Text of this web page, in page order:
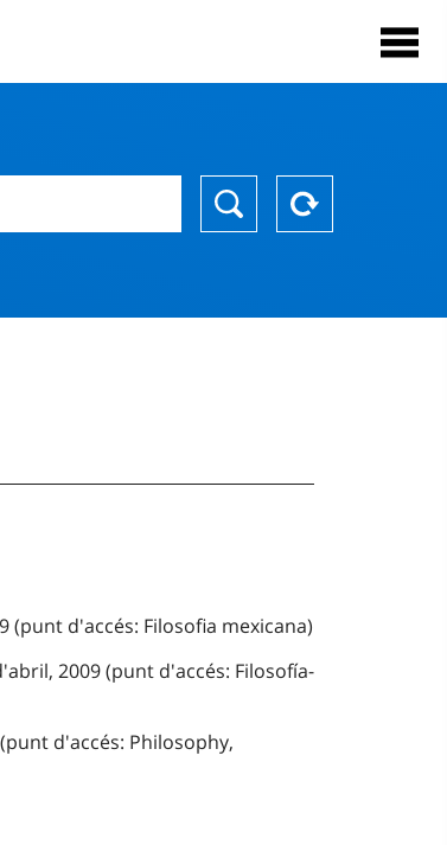
(punt d'accés: Filosofia mexicana)
2009 (punt d'accés: Filosofía-
d'accés: Philosophy,